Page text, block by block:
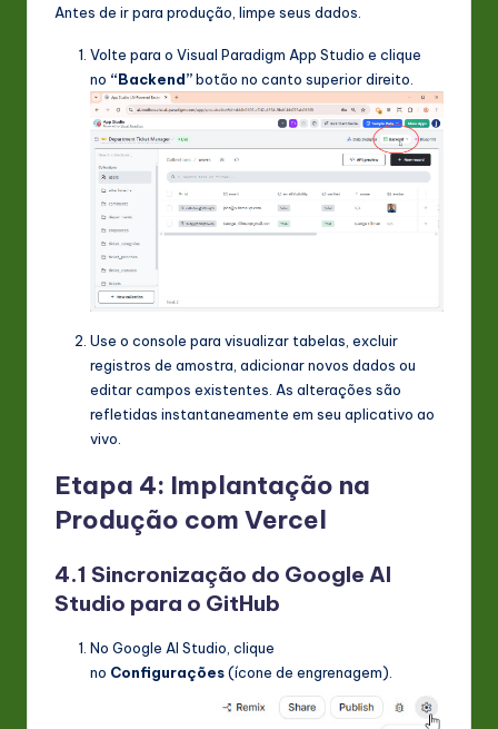
Antes de ir para produção, limpe seus dados.
Volte para o Visual Paradigm App Studio e clique
no “Backend”botão no canto superior direito.
Use o console para visualizar tabelas, excluir
registros de amostra, adicionar novos dados ou
editar campos existentes. As alterações são
refletidas instantaneamente em seu aplicativo ao
vivo.
Etapa 4: Implantação na
Produção com Vercel
4.1 Sincronização do Google AI
Studio para o GitHub
No Google AI Studio, clique
no Configurações(ícone de engrenagem).